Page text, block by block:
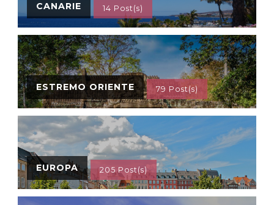
CANARIE 14 Post(s)
ESTREMO ORIENTE 79 Post(s)
EUROPA 205 Post(s)